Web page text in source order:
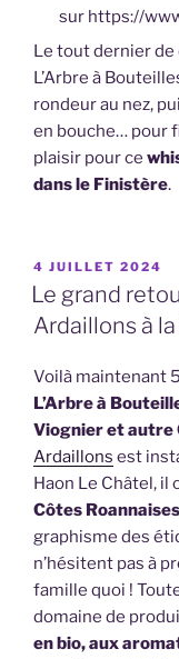
sur https://
Le tout dernier de
L’Arbre à
rondeur au nez,
en bouche… pour
plaisir pour ce
dans le Finistère.
PUBLIÉ
LE
4 JUILLET 2024
Le grand
Ardaillons à la
Voilà maintenant
L’Arbre à
Viognier et autre
Ardaillons est
Haon Le Châtel,
Côtes Roannaises
graphisme des
n’hésitent pas à
famille quoi !
domaine de
en bio, aux